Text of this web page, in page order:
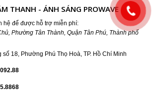
THANH - ÁNH SÁNG PROWAVE
hệ để được hỗ trợ miễn phí:
Phường Tân Thành, Quận Tân Phú, Thành phố
18, Phường Phú Thọ Hoà, TP. Hồ Chí Minh